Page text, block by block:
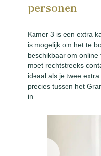
personen
Kamer 3 is een extra
is mogelijk om het te
beschikbaar om online
moet rechtstreeks
ideaal als je twee
precies tussen het
in.